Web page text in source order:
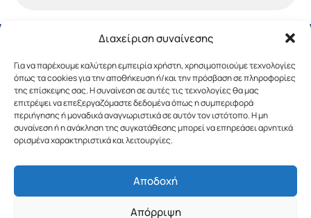
Διαχείριση συναίνεσης
Για να παρέχουμε καλύτερη εμπειρία χρήστη, χρησιμοποιούμε τεχνολογίες
όπως τα cookies για την αποθήκευση ή/και την πρόσβαση σε πληροφορίες
της επίσκεψης σας. Η συναίνεση σε αυτές τις τεχνολογίες θα μας
επιτρέψει να επεξεργαζόμαστε δεδομένα όπως η συμπεριφορά
περιήγησης ή μοναδικά αναγνωριστικά σε αυτόν τον ιστότοπο. Η μη
συναίνεση ή η ανάκληση της συγκατάθεσης μπορεί να επηρεάσει αρνητικά
ορισμένα χαρακτηριστικά και λειτουργίες.
Αποδοχή
Απόρριψη
Copyright © 2019 Περιφέρεια Πελοποννήσου.
Σχεδιασμός & Υλοποίηση από την